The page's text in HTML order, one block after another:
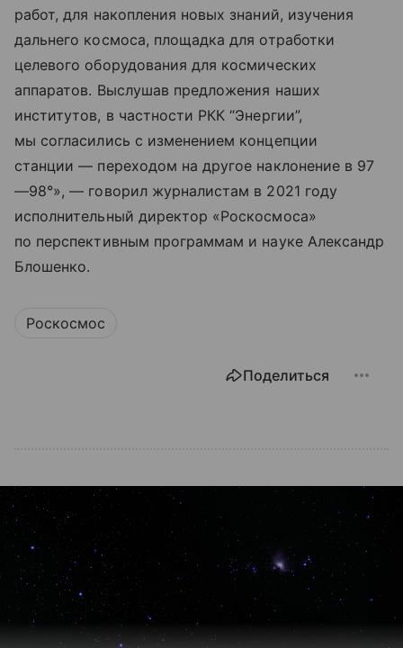
работ, для накопления новых знаний, изучения
дальнего космоса, площадка для отработки
целевого оборудования для космических
аппаратов. Выслушав предложения наших
институтов, в частности РКК “Энергии”,
мы согласились с изменением концепции
станции — переходом на другое наклонение в 97
—98°», — говорил журналистам в 2021 году
исполнительный директор «Роскосмоса»
по перспективным программам и науке Александр
Блошенко.
Роскосмос
Поделиться